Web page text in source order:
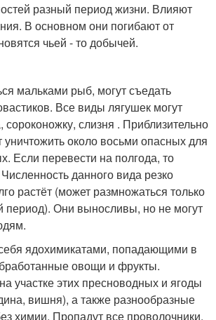
разный период жизни. Влияют
В основном они погибают от
чьей - то добычей.
мальками рыб, могут съедать
Все виды лягушек могут
сороконожку, слизня . Приблизительно
около восьми опасных для
Если перевести на полгода, то
данного вида резко
растёт (может размножаться только
период). Они выносливы, но не могут
ядохимикатами, попадающими в
овощи и фрукты.
участке этих пресноводных и ягоды
вишня), а также разнообразные
химии. Пропадут все проволочники,